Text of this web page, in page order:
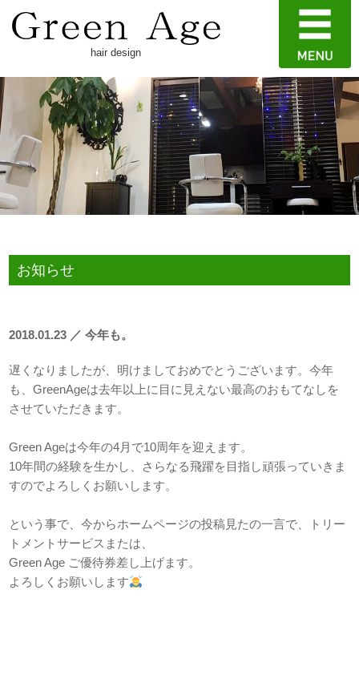
hair design
お知らせ
2018.01.23 ／ 今年も。
遅くなりましたが、明けましておめでとうございます。今年
も、GreenAgeは去年以上に目に見えない最高のおもてなしを
させていただきます。
Green Ageは今年の4月で10周年を迎えます。
10年間の経験を生かし、さらなる飛躍を目指し頑張っていきま
すのでよろしくお願いします。
という事で、今からホームページの投稿見たの一言で、トリー
トメントサービスまたは、
Green Age ご優待券差し上げます。
よろしくお願いします